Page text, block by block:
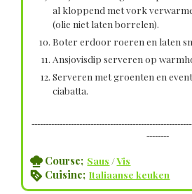
al kloppend met vork
(olie niet laten borrelen).
Boter erdoor roeren en laten
Ansjovisdip serveren op
Serveren met groenten en
ciabatta.
--------
Course; Saus /Vis
Cuisine; Italiaanse keuken